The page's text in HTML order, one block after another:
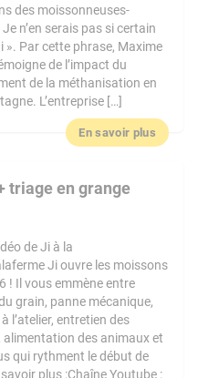
des moissonneuses-
n’en serais pas si certain
». Par cette phrase, Maxime
de l’impact du
de la méthanisation en
L’entreprise […]
En savoir plus
triage en grange
de Ji à la
Ji ouvre les moissons
! Il vous emmène entre
grain, panne mécanique,
l’atelier, entretien des
alimentation des animaux et
qui rythment le début de
plus :Chaîne Youtube :